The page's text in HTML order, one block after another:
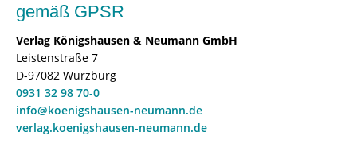
gemäß GPSR
Verlag Königshausen & Neumann GmbH
Leistenstraße 7
D-97082 Würzburg
0931 32 98 70-0
info@koenigshausen-neumann.de
verlag.koenigshausen-neumann.de